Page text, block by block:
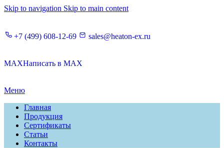
Skip to navigation Skip to main content
+7 (499) 608‑12‑69 sales@heaton-ex.ru
MAXНаписать в MAX
Меню
Главная
Продукция
Сертификаты
Статьи
Контакты